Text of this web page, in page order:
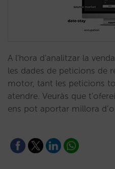
A l'hora d'analitzar la
les dades de peticions de
motor, tant les peticions
atendre. Veuràs que
ens pot aportar millora